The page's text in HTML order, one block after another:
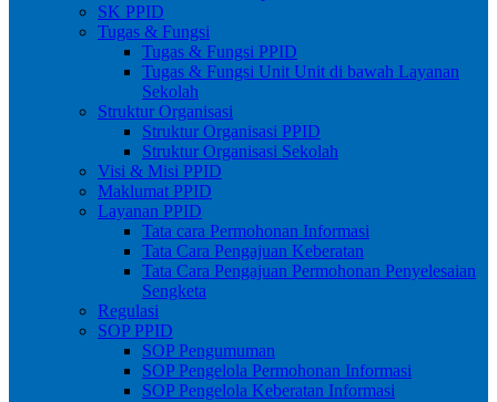
SK PPID
Tugas & Fungsi
Tugas & Fungsi PPID
Tugas & Fungsi Unit Unit di bawah Layanan
Sekolah
Struktur Organisasi
Struktur Organisasi PPID
Struktur Organisasi Sekolah
Visi & Misi PPID
Maklumat PPID
Layanan PPID
Tata cara Permohonan Informasi
Tata Cara Pengajuan Keberatan
Tata Cara Pengajuan Permohonan Penyelesaian
Sengketa
Regulasi
SOP PPID
SOP Pengumuman
SOP Pengelola Permohonan Informasi
SOP Pengelola Keberatan Informasi